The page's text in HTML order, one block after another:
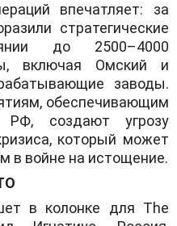
впечатляет: за
стратегические
до 2500–4000
включая Омский и
заводы.
обеспечивающим
РФ, создают угрозу
который может
в войне на истощение.
в колонке для The